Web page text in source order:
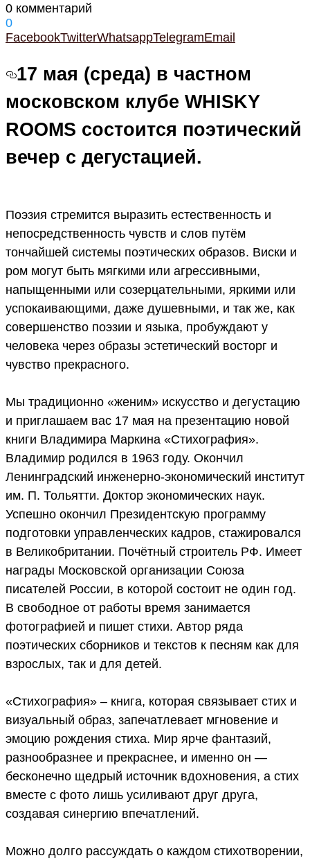
0 комментарий
0
FacebookTwitterWhatsappTelegramEmail
17 мая (среда) в частном
московском клубе WHISKY
ROOMS состоится поэтический
вечер с дегустацией.
Поэзия стремится выразить естественность и
непосредственность чувств и слов путём
тончайшей системы поэтических образов. Виски и
ром могут быть мягкими или агрессивными,
напыщенными или созерцательными, яркими или
успокаивающими, даже душевными, и так же, как
совершенство поэзии и языка, пробуждают у
человека через образы эстетический восторг и
чувство прекрасного.
Мы традиционно «женим» искусство и дегустацию
и приглашаем вас 17 мая на презентацию новой
книги Владимира Маркина «Стихография».
Владимир родился в 1963 году. Окончил
Ленинградский инженерно-экономический институт
им. П. Тольятти. Доктор экономических наук.
Успешно окончил Президентскую программу
подготовки управленческих кадров, стажировался
в Великобритании. Почётный строитель РФ. Имеет
награды Московской организации Союза
писателей России, в которой состоит не один год.
В свободное от работы время занимается
фотографией и пишет стихи. Автор ряда
поэтических сборников и текстов к песням как для
взрослых, так и для детей.
«Стихография» – книга, которая связывает стих и
визуальный образ, запечатлевает мгновение и
эмоцию рождения стиха. Мир ярче фантазий,
разнообразнее и прекраснее, и именно он —
бесконечно щедрый источник вдохновения, а стих
вместе с фото лишь усиливают друг друга,
создавая синергию впечатлений.
Можно долго рассуждать о каждом стихотворении,